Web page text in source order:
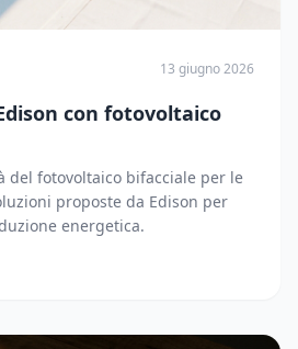
13 giugno 2026
con fotovoltaico
del fotovoltaico bifacciale per le
proposte da Edison per
energetica.